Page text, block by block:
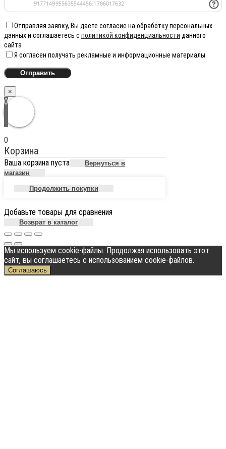
Отправляя заявку, Вы даете согласие на обработку персональных
данных и соглашаетесь с политикой конфиденциальности данного
сайта
Я согласен получать рекламные и информационные материалы
×
0
0
Корзина
Ваша корзина пуста
Вернуться в
магазин
Продолжить покупки
Добавьте товары для сравнения
Возврат в каталог
Мы используем cookie-файлы. Продолжая использовать этот
сайт, вы соглашаетесь с использованием cookie-файлов.
Соглашаюсь